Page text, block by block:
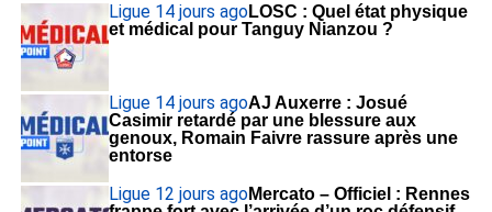
Ligue 14 jours agoLOSC : Quel état physique
et médical pour Tanguy Nianzou ?
Ligue 14 jours agoAJ Auxerre : Josué
Casimir retardé par une blessure aux
genoux, Romain Faivre rassure après une
entorse
Ligue 12 jours agoMercato – Officiel : Rennes